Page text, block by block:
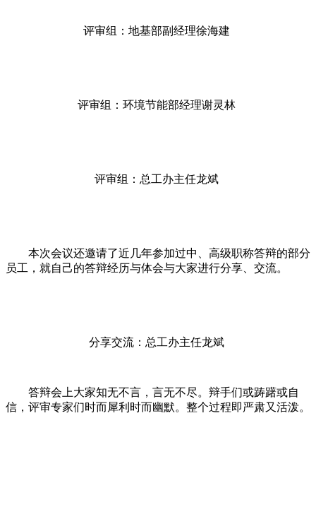
评审组：地基部副经理徐海建
评审组：环境节能部经理谢灵林
评审组：总工办主任龙斌
本次会议还邀请了近几年参加过中、高级职称答辩的部分
员工，就自己的答辩经历与体会与大家进行分享、交流。
分享交流：总工办主任龙斌
答辩会上大家知无不言，言无不尽。辩手们或踌躇或自
信，评审专家们时而犀利时而幽默。整个过程即严肃又活泼。